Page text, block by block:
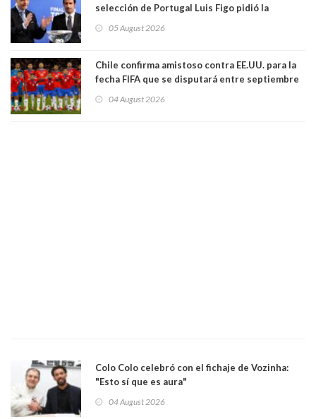
selección de Portugal Luis Figo pidió la
comportamiento más bajo y cobarde que he
05 August 2026
Chile confirma amistoso contra EE.UU. para la
fecha FIFA que se disputará entre septiembre
04 August 2026
Colo Colo celebró con el fichaje de Vozinha:
"Esto sí que es aura"
04 August 2026